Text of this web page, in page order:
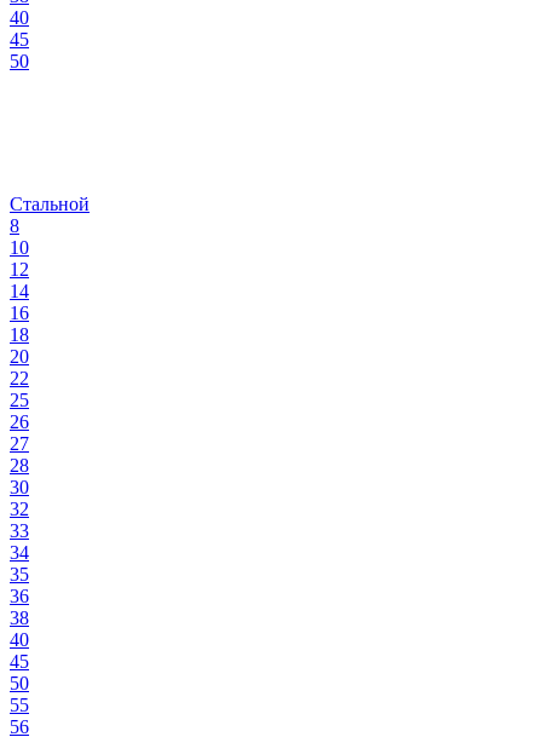
40
45
50
Стальной
8
10
12
14
16
18
20
22
25
26
27
28
30
32
33
34
35
36
38
40
45
50
55
56